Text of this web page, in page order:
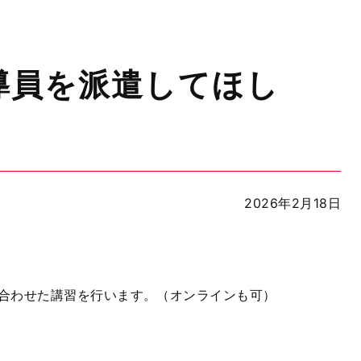
を派遣してほし
2026年2月18日
せた講習を行います。（オンラインも可）